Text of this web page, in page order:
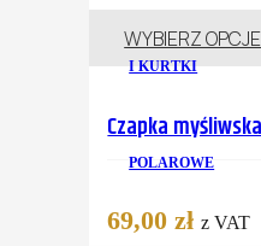
I KURTKI
POLAROWE
WYBIERZ OPCJE
Czapka
69,00zł z VAT